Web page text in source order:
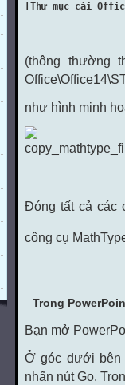
[Thư mục cài
(thông thường
như hình minh
Đóng tất cả các
công cụ
Trong
Bạn mở
Ở góc dưới bên
nhấn nút Go.